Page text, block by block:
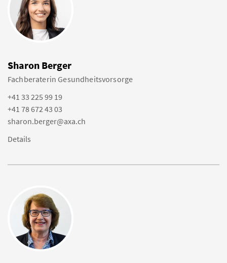
Sharon Berger
Fachberaterin Gesundheitsvorsorge
+41 33 225 99 19
+41 78 672 43 03
sharon.berger@axa.ch
Details